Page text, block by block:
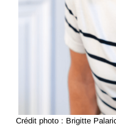
Crédit photo : Brigitte